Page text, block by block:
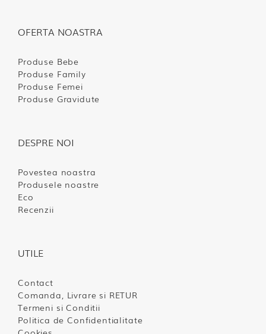
OFERTA NOASTRA
Produse Bebe
Produse Family
Produse Femei
Produse Gravidute
DESPRE NOI
Povestea noastra
Produsele noastre
Eco
Recenzii
UTILE
Contact
Comanda, Livrare si RETUR
Termeni si Conditii
Politica de Confidentialitate